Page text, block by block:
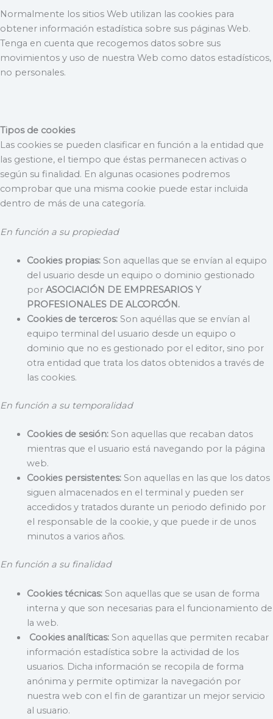
Normalmente los sitios Web utilizan las cookies para
obtener información estadística sobre sus páginas Web.
Tenga en cuenta que recogemos datos sobre sus
movimientos y uso de nuestra Web como datos estadísticos,
no personales.
Tipos de cookies
Las cookies se pueden clasificar en función a la entidad que
las gestione, el tiempo que éstas permanecen activas o
según su finalidad. En algunas ocasiones podremos
comprobar que una misma cookie puede estar incluida
dentro de más de una categoría.
En función a su propiedad
Cookies propias:Son aquellas que se envían al equipo
del usuario desde un equipo o dominio gestionado
por ASOCIACIÓN DE EMPRESARIOS Y
PROFESIONALES DE ALCORCÓN.
Cookies de terceros:Son aquéllas que se envían al
equipo terminal del usuario desde un equipo o
dominio que no es gestionado por el editor, sino por
otra entidad que trata los datos obtenidos a través de
las cookies.
En función a su temporalidad
Cookies de sesión:Son aquellas que recaban datos
mientras que el usuario está navegando por la página
web.
Cookies persistentes:Son aquellas en las que los datos
siguen almacenados en el terminal y pueden ser
accedidos y tratados durante un periodo definido por
el responsable de la cookie, y que puede ir de unos
minutos a varios años.
En función a su finalidad
Cookies técnicas:Son aquellas que se usan de forma
interna y que son necesarias para el funcionamiento de
la web.
Cookies analíticas:Son aquellas que permiten recabar
información estadística sobre la actividad de los
usuarios. Dicha información se recopila de forma
anónima y permite optimizar la navegación por
nuestra web con el fin de garantizar un mejor servicio
al usuario.